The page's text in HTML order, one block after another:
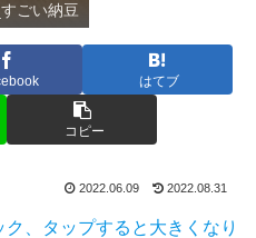
ごい納豆
はてブ
コピー
2022.06.09 2022.08.31
、タップすると大きくなり